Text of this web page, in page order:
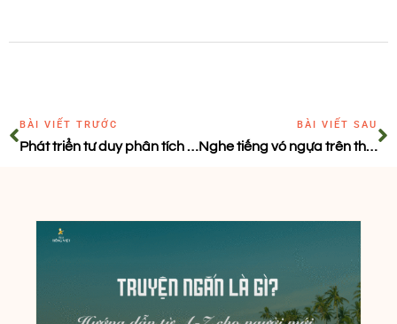
BÀI VIẾT TRƯỚC
Phát triển tư duy phân tích vấn đề ở người viết
BÀI VIẾT SAU
Nghe tiếng vó ngựa trên thảo nguyên chữ nghĩa